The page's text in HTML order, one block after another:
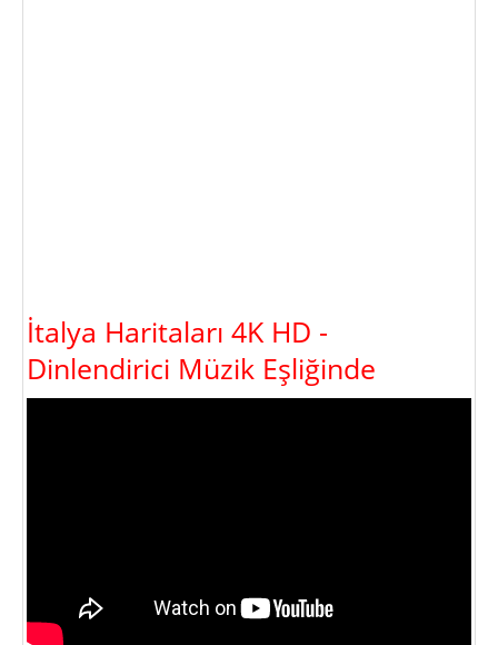
İtalya Haritaları 4K HD -
Dinlendirici Müzik Eşliğinde